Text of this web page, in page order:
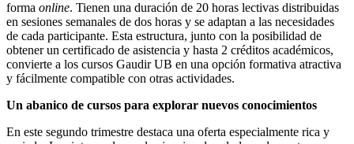
forma online. Tienen una duración de 20 horas lectivas distribuidas
en sesiones semanales de dos horas y se adaptan a las necesidades
de cada participante. Esta estructura, junto con la posibilidad de
obtener un certificado de asistencia y hasta 2 créditos académicos,
convierte a los cursos Gaudir UB en una opción formativa atractiva
y fácilmente compatible con otras actividades.
Un abanico de cursos para explorar nuevos conocimientos
En este segundo trimestre destaca una oferta especialmente rica y